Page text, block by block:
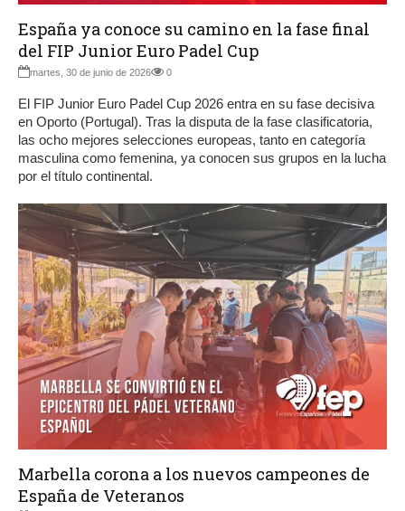
España ya conoce su camino en la fase final
del FIP Junior Euro Padel Cup
martes, 30 de junio de 2026 0
El FIP Junior Euro Padel Cup 2026 entra en su fase decisiva
en Oporto (Portugal). Tras la disputa de la fase clasificatoria,
las ocho mejores selecciones europeas, tanto en categoría
masculina como femenina, ya conocen sus grupos en la lucha
por el título continental.
Marbella corona a los nuevos campeones de
España de Veteranos